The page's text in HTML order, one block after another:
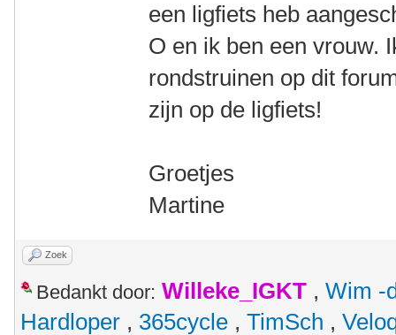
een ligfiets heb
O en ik ben een vrouw.
rondstruinen op dit
zijn op de ligfiets!
Groetjes
Martine
Zoek
Bedankt door: Willeke_IGKT , Wim -
Hardloper , 365cycle , TimSch ,